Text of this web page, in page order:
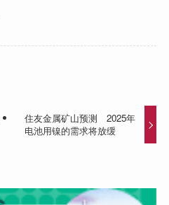
住友金属矿山预测 2025年
电池用镍的需求将放缓